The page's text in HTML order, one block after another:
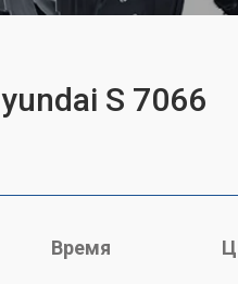
S 7066
Время